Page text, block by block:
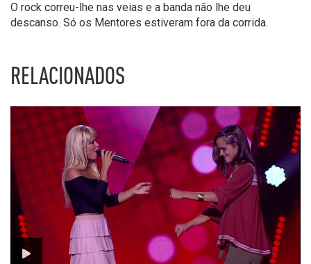
O rock correu-lhe nas veias e a banda não lhe deu
descanso. Só os Mentores estiveram fora da corrida.
RELACIONADOS